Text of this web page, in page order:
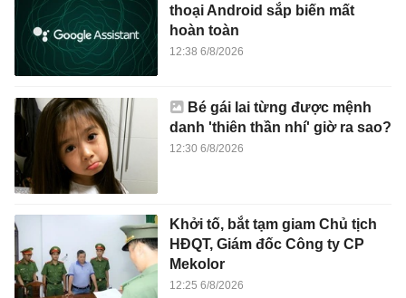
thoại Android sắp biến mất
hoàn toàn
12:38 6/8/2026
Bé gái lai từng được mệnh
danh 'thiên thần nhí' giờ ra sao?
12:30 6/8/2026
Khởi tố, bắt tạm giam Chủ tịch
HĐQT, Giám đốc Công ty CP
Mekolor
12:25 6/8/2026